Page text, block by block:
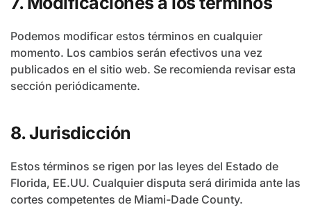
Podemos modificar estos términos en cualquier
momento. Los cambios serán efectivos una vez
publicados en el sitio web. Se recomienda revisar esta
sección periódicamente.
8. Jurisdicción
Estos términos se rigen por las leyes del Estado de
Florida, EE.UU. Cualquier disputa será dirimida ante las
cortes competentes de Miami-Dade County.